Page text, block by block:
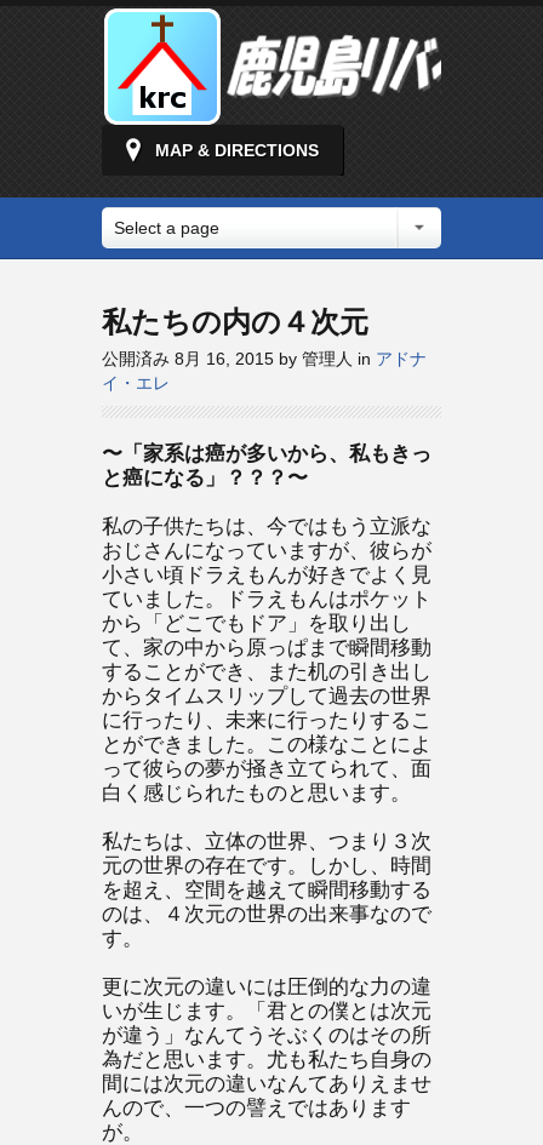
MAP & DIRECTIONS
Select a page
私たちの内の４次元
公開済み 8月 16, 2015 by 管理人 in アドナ
イ・エレ
〜「家系は癌が多いから、私もきっ
と癌になる」？？？〜
私の子供たちは、今ではもう立派な
おじさんになっていますが、彼らが
小さい頃ドラえもんが好きでよく見
ていました。ドラえもんはポケット
から「どこでもドア」を取り出し
て、家の中から原っぱまで瞬間移動
することができ、また机の引き出し
からタイムスリップして過去の世界
に行ったり、未来に行ったりするこ
とができました。この様なことによ
って彼らの夢が掻き立てられて、面
白く感じられたものと思います。
私たちは、立体の世界、つまり３次
元の世界の存在です。しかし、時間
を超え、空間を越えて瞬間移動する
のは、４次元の世界の出来事なので
す。
更に次元の違いには圧倒的な力の違
いが生じます。「君との僕とは次元
が違う」なんてうそぶくのはその所
為だと思います。尤も私たち自身の
間には次元の違いなんてありえませ
んので、一つの譬えではあります
が。